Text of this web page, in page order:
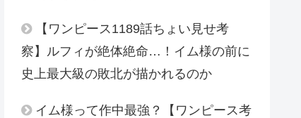
【ワンピース1189話ちょい見せ考
察】ルフィが絶体絶命…！イム様の前に
史上最大級の敗北が描かれるのか
イム様って作中最強？【ワンピース考